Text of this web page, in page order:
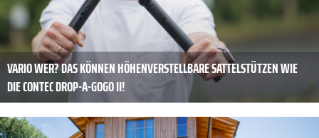
VARIO WER? DAS KÖNNEN HÖHENVERSTELLBARE SATTELSTÜTZEN WIE
DIE CONTEC DROP-A-GOGO II!